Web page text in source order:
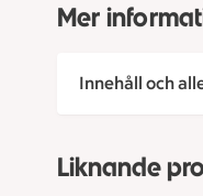
Mer
Innehåll och
Liknande